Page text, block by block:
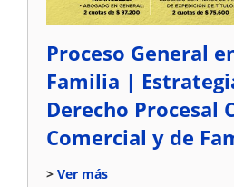
Proceso General
Familia |
Derecho Procesal
Comercial y de
Ver más